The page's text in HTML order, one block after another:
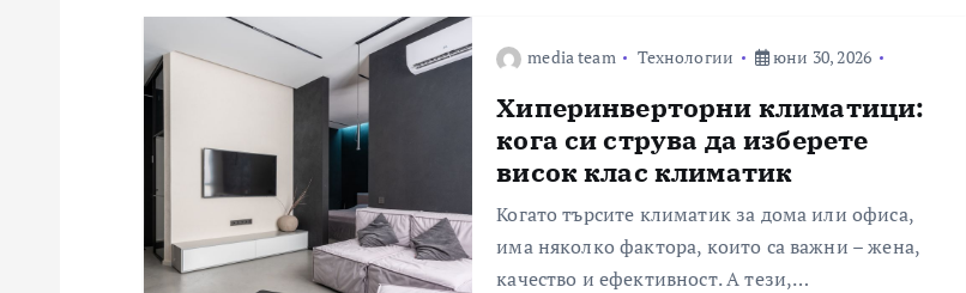
media team Технологии юни 30, 2026
Хиперинверторни климатици:
кога си струва да изберете
висок клас климатик
Когато търсите климатик за дома или офиса,
има няколко фактора, които са важни – жена,
качество и ефективност. А тези,…